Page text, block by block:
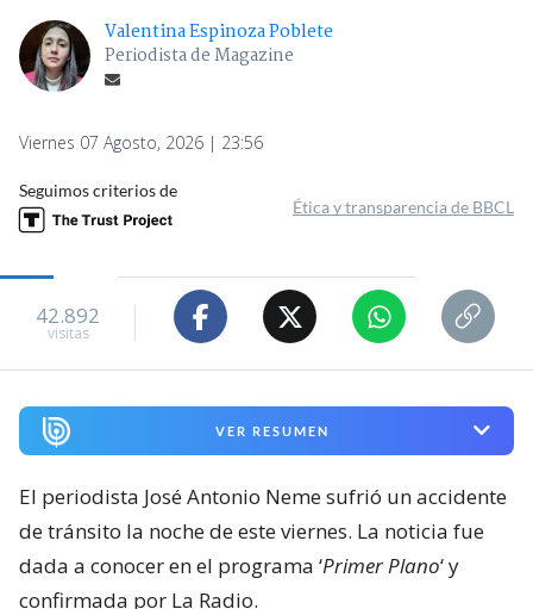
Valentina Espinoza Poblete
Periodista de Magazine
Viernes 07 Agosto, 2026 | 23:56
Seguimos criterios de
Ética y transparencia de BBCL
42.892
visitas
VER RESUMEN
El periodista José Antonio Neme sufrió un accidente
de tránsito la noche de este viernes. La noticia fue
dada a conocer en el programa ‘Primer Plano‘ y
confirmada por La Radio.